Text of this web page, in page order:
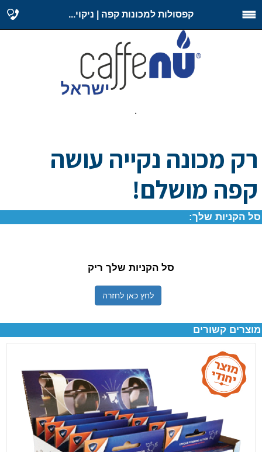
קפסולות למכונות קפה | ניקוי...
.
רק מכונה נקייה עושה
קפה מושלם!
סל הקניות שלך:
סל הקניות שלך ריק
לחץ כאן לחזרה
מוצרים קשורים